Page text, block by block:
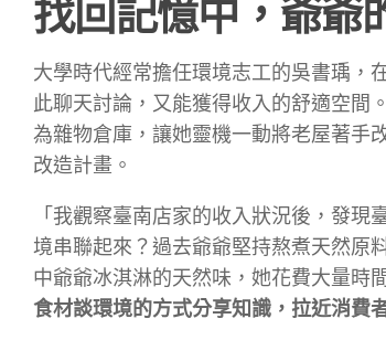
找回記憶中，爺爺
大學時代經常擔任環境志工的吳書瑀，
此聊天討論，又能獲得收入的舒適空間
為雜物倉庫，讓她靈機一動將老屋著手
改造計畫。
「我觀察臺南店家的收入狀況後，發
境串聯起來？過去爺爺堅持熬煮天然原
中爺爺冰淇淋的天然味，她花費大量時
食材談環境的方式分享知識，拉近消費